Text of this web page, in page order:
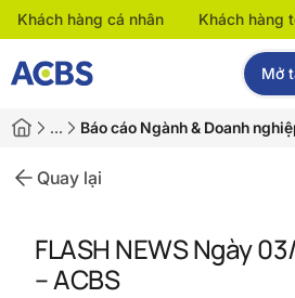
Khách hàng cá nhân Khách hàng
Mở
… Báo cáo Ngành & Doanh
Quay lại
FLASH NEWS Ngày
– ACBS